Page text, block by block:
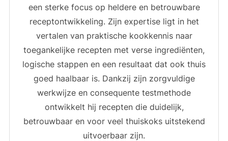
een sterke focus op heldere en betrouwbare
receptontwikkeling. Zijn expertise ligt in het
vertalen van praktische kookkennis naar
toegankelijke recepten met verse ingrediënten,
logische stappen en een resultaat dat ook thuis
goed haalbaar is. Dankzij zijn zorgvuldige
werkwijze en consequente testmethode
ontwikkelt hij recepten die duidelijk,
betrouwbaar en voor veel thuiskoks uitstekend
uitvoerbaar zijn.